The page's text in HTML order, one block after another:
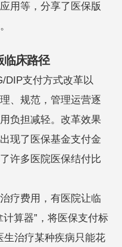
用等，分享了医保版
临床路径
DIP支付方式改革以
、规范，管理运营逐
负担减轻。改革效果
现了医保基金支付金
许多医院医保结付比
疗费用，有医院让临
算器”，将医保支付标
生治疗某种疾病只能花